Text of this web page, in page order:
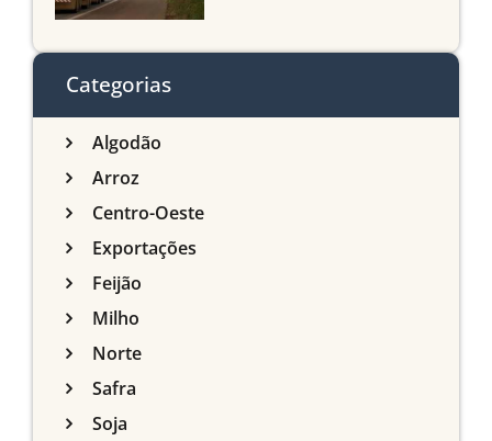
do Sul
Categorias
Algodão
Arroz
Centro-Oeste
Exportações
Feijão
Milho
Norte
Safra
Soja